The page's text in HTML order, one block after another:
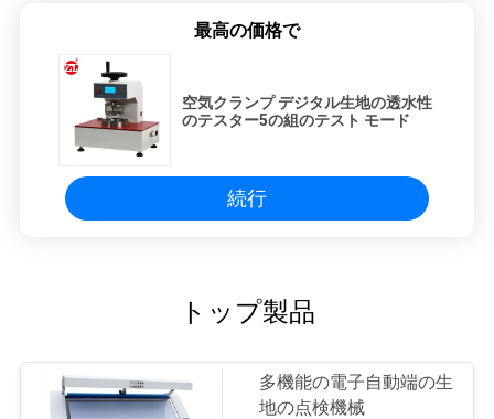
最高の価格で
空気クランプ デジタル生地の透水性
のテスター5の組のテスト モード
続行
トップ製品
多機能の電子自動端の生
地の点検機械